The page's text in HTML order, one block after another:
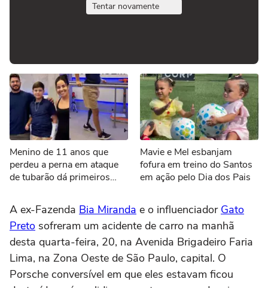
Tentar novamente
Menino de 11 anos que
perdeu a perna em ataque
de tubarão dá primeiros
Mavie e Mel esbanjam
fofura em treino do Santos
em ação pelo Dia dos Pais
A ex-Fazenda Bia Miranda e o influenciador Gato
Preto sofreram um acidente de carro na manhã
desta quarta-feira, 20, na Avenida Brigadeiro Faria
Lima, na Zona Oeste de São Paulo, capital. O
Porsche conversível em que eles estavam ficou